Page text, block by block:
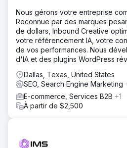
Nous gérons votre entreprise
Reconnue par des marques
de dollars, Inbound Creative
votre référencement IA, votre
de vos performances. Nous
d'IA et des plugins WordPress
par l'Inbound.
Dallas, Texas, United States
SEO, Search Engine Marketing
E-commerce, Services B2B +1
À partir de $2,500